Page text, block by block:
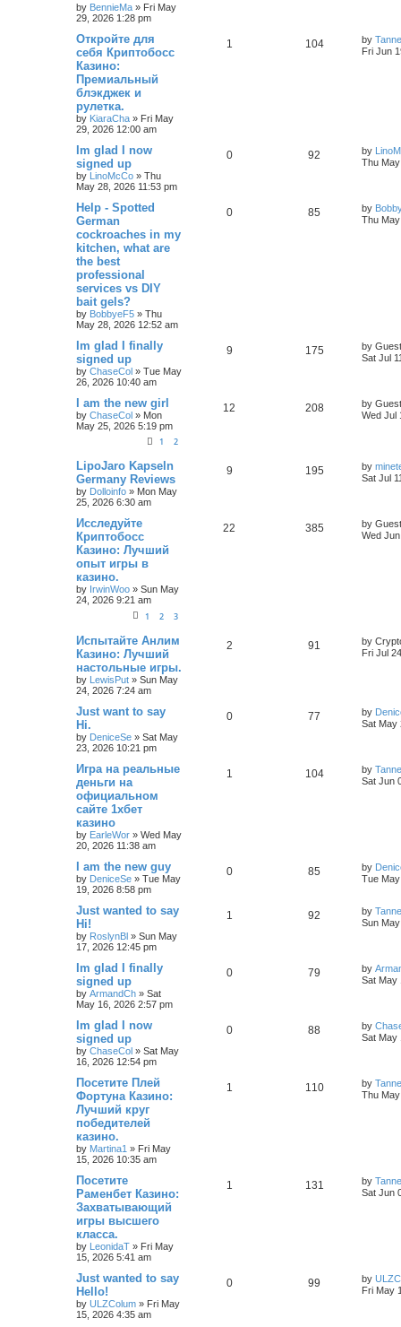
by BennieMa » Fri May
29, 2026 1:28 pm
Откройте для
себя Криптобосс
Казино:
Премиальный
блэкджек и
рулетка.
by KiaraCha » Fri May
29, 2026 12:00 am
1 104 by
Fri Jun
Im glad I now
signed up
by LinoMcCo » Thu
May 28, 2026 11:53 pm
0 92 by
Thu
Help - Spotted
German
cockroaches in my
kitchen, what are
the best
professional
services vs DIY
bait gels?
by BobbyeF5 » Thu
May 28, 2026 12:52 am
0 85 by
Thu
Im glad I finally
signed up
by ChaseCol » Tue May
26, 2026 10:40 am
9 175 by Guest
Sat Jul
I am the new girl
by ChaseCol » Mon
May 25, 2026 5:19 pm
1 2
12 208 by Guest
Wed Jul
LipoJaro Kapseln
Germany Reviews
by Dolloinfo » Mon May
25, 2026 6:30 am
9 195 by
Sat Jul
Исследуйте
Криптобосс
Казино: Лучший
опыт игры в
казино.
by IrwinWoo » Sun May
24, 2026 9:21 am
1 2 3
22 385 by Guest
Wed
Испытайте Анлим
Казино: Лучший
настольные игры.
by LewisPut » Sun May
24, 2026 7:24 am
2 91 by
Fri Jul
Just want to say
Hi.
by DeniceSe » Sat May
23, 2026 10:21 pm
0 77 by
Sat May
Игра на реальные
деньги на
официальном
сайте 1хбет
казино
by EarleWor » Wed May
20, 2026 11:38 am
1 104 by
Sat Jun
I am the new guy
by DeniceSe » Tue May
19, 2026 8:58 pm
0 85 by
Tue
Just wanted to say
Hi!
by RoslynBl » Sun May
17, 2026 12:45 pm
1 92 by
Sun
Im glad I finally
signed up
by ArmandCh » Sat
May 16, 2026 2:57 pm
0 79 by
Sat May
Im glad I now
signed up
by ChaseCol » Sat May
16, 2026 12:54 pm
0 88 by
Sat May
Посетите Плей
Фортуна Казино:
Лучший круг
победителей
казино.
by Martina1 » Fri May
15, 2026 10:35 am
1 110 by
Thu
Посетите
Раменбет Казино:
Захватывающий
игры высшего
класса.
by LeonidaT » Fri May
15, 2026 5:41 am
1 131 by
Sat Jun
Just wanted to say
Hello!
by ULZColum » Fri May
15, 2026 4:35 am
0 99 by
Fri May